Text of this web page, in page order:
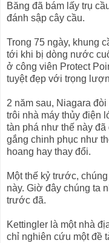
Băng đã bám lấy trụ
đánh sập cây cầu.
Trong 75 ngày, khung
tới khi bị dòng nước
ở công viên Protect
tuyệt đẹp với trọng
2 năm sau, Niagara
trôi nhà máy thủy điện
tàn phá như thế này
gắng chinh phục như
hoang hay thay đổi.
Một thế kỷ trước,
này. Giờ đây chúng ta
trước đã.
Kettingler là một nhà
chỉ nghiên cứu một đề